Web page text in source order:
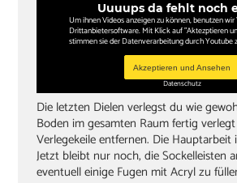
Uuuups da fehlt noch
Um ihnen Videos anzeigen zu können, benutzen
Drittanbietersoftware. Mit Klick auf "Aktezptieren
stimmen sie der Datenverarbeitung durch Youtube
Akzeptieren und Ansehen
Datenschutz
Die letzten Dielen verlegst du wie
Boden im gesamten Raum fertig
Verlegekeile entfernen. Die
Jetzt bleibt nur noch, die Sockelleisten
eventuell einige Fugen mit Acryl zu